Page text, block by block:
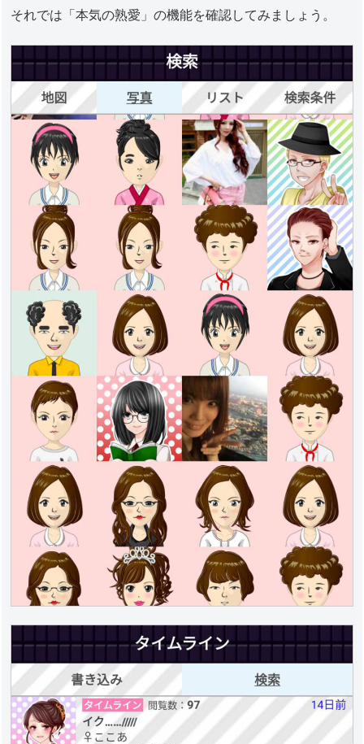
それでは「本気の熟愛」の機能を確認してみましょう。